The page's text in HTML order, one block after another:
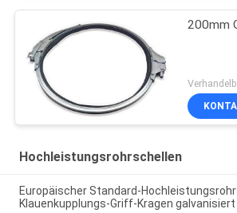
200mm
Hochleistungsrohrschellen
Europäischer Standard-
Klauenkupplungs-Griff-Kragen galvanisiert